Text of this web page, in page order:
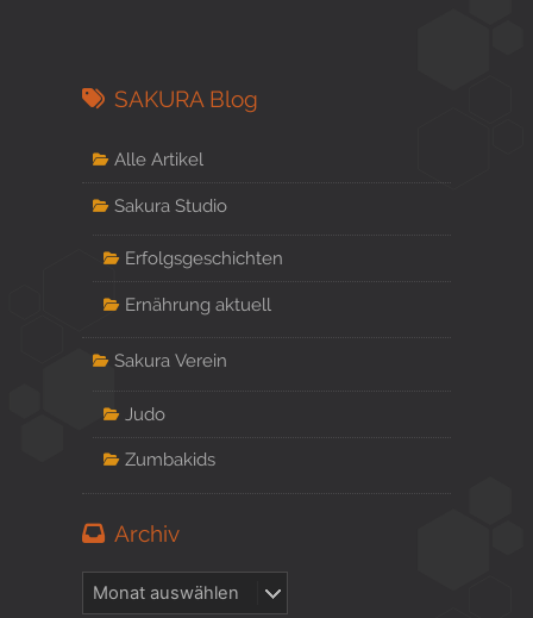
SAKURA Blog
Alle Artikel
Sakura Studio
Erfolgsgeschichten
Ernährung aktuell
Sakura Verein
Judo
Zumbakids
Archiv